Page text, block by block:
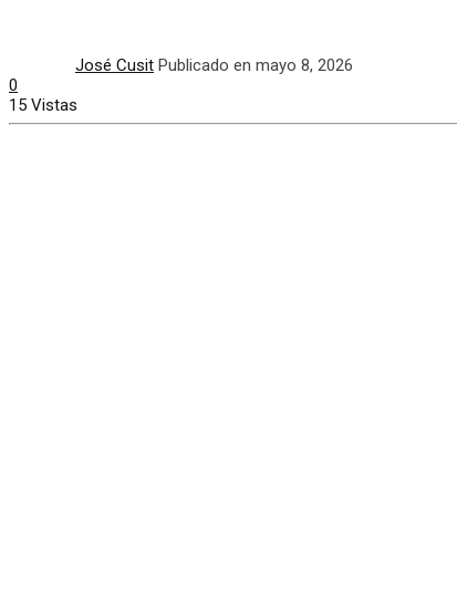
José Cusit Publicado en mayo 8, 2026
0
15 Vistas